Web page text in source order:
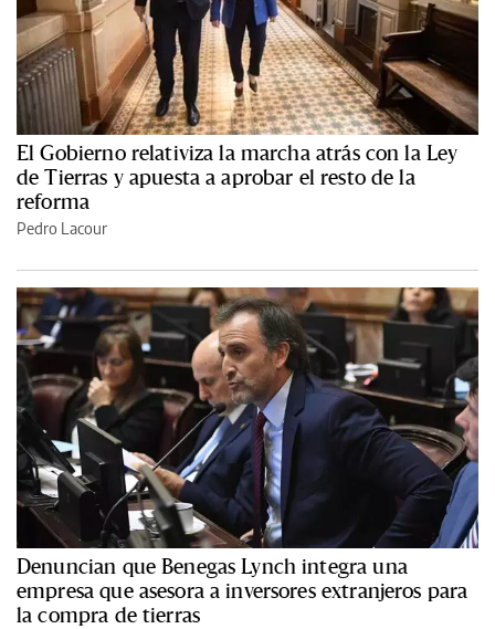
El Gobierno relativiza la marcha atrás con la Ley
de Tierras y apuesta a aprobar el resto de la
reforma
Pedro Lacour
Denuncian que Benegas Lynch integra una
empresa que asesora a inversores extranjeros para
la compra de tierras